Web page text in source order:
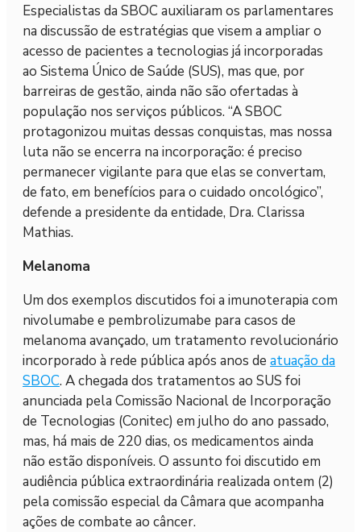
Especialistas da SBOC auxiliaram os parlamentares
na discussão de estratégias que visem a ampliar o
acesso de pacientes a tecnologias já incorporadas
ao Sistema Único de Saúde (SUS), mas que, por
barreiras de gestão, ainda não são ofertadas à
população nos serviços públicos. “A SBOC
protagonizou muitas dessas conquistas, mas nossa
luta não se encerra na incorporação: é preciso
permanecer vigilante para que elas se convertam,
de fato, em benefícios para o cuidado oncológico”,
defende a presidente da entidade, Dra. Clarissa
Mathias.
Melanoma
Um dos exemplos discutidos foi a imunoterapia com
nivolumabe e pembrolizumabe para casos de
melanoma avançado, um tratamento revolucionário
incorporado à rede pública após anos de atuação da
SBOC. A chegada dos tratamentos ao SUS foi
anunciada pela Comissão Nacional de Incorporação
de Tecnologias (Conitec) em julho do ano passado,
mas, há mais de 220 dias, os medicamentos ainda
não estão disponíveis. O assunto foi discutido em
audiência pública extraordinária realizada ontem (2)
pela comissão especial da Câmara que acompanha
ações de combate ao câncer.